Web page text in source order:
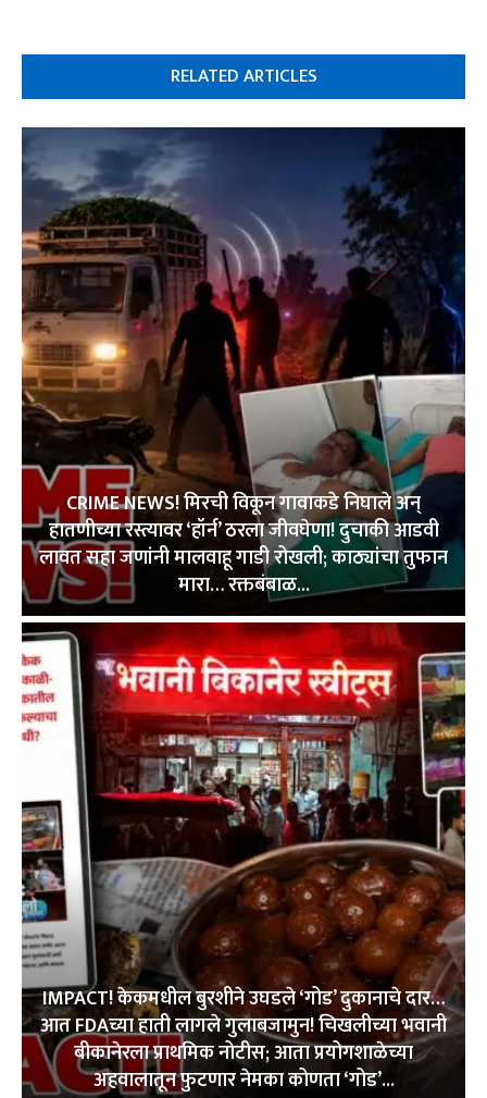
RELATED ARTICLES
CRIME NEWS! मिरची विकून गावाकडे निघाले अन्
हातणीच्या रस्त्यावर ‘हॉर्न’ ठरला जीवघेणा! दुचाकी आडवी
लावत सहा जणांनी मालवाहू गाडी रोखली; काठ्यांचा तुफान
मारा… रक्तबंबाळ...
IMPACT! केकमधील बुरशीने उघडले ‘गोड’ दुकानाचे दार…
आत FDAच्या हाती लागले गुलाबजामुन! चिखलीच्या भवानी
बीकानेरला प्राथमिक नोटीस; आता प्रयोगशाळेच्या
अहवालातून फुटणार नेमका कोणता ‘गोड’...